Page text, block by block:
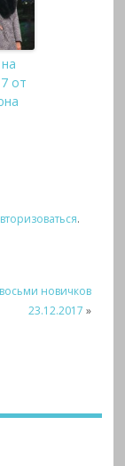
от
.
новичков
23.12.2017 »